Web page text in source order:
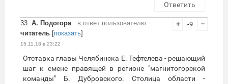
Ответить
33. А. Подогора
в ответ пользователю
читатель [показать]
15.11.18 в 23:22
+ -9 –
Отставка главы Челябинска Е. Тефтелева - решающий
шаг к смене правящей в регионе "магнитогорской
команды" Б. Дубровского. Столица области -